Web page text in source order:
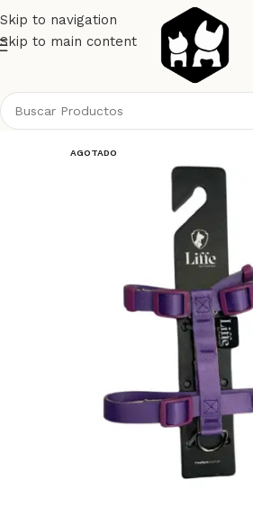
Skip to navigation
Skip to main content
AGOTADO